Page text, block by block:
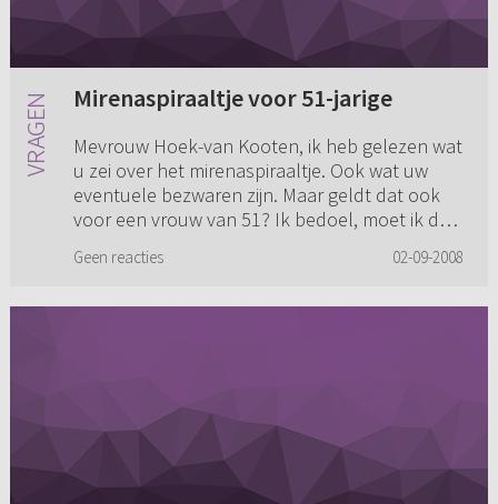
Mirenaspiraaltje voor 51-jarige
Mevrouw Hoek-van Kooten, ik heb gelezen wat
u zei over het mirenaspiraaltje. Ook wat uw
eventuele bezwaren zijn. Maar geldt dat ook
voor een vrouw van 51? Ik bedoel, moet ik dan
Geen reacties 02-09-2008